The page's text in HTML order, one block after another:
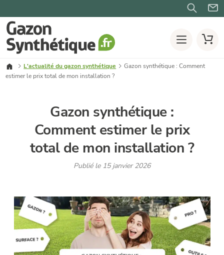
L'actualité du gazon synthétique
Gazon synthétique : Comment
estimer le prix total de mon installation ?
Gazon synthétique :
Comment estimer le prix
total de mon installation ?
Publié le 15 janvier 2026